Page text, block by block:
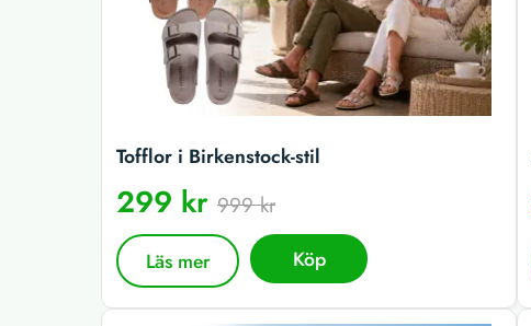
Tofflor i Birkenstock-stil
299 kr 999 kr
Läs mer Köp